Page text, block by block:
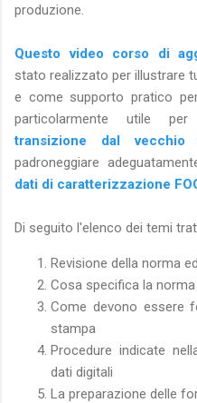
produzione.
Questo video corso di
stato realizzato per illustrare
e come supporto pratico
particolarmente utile per
transizione dal
padroneggiare
dati di caratterizzazione
Di seguito l'elenco dei temi
Revisione della norma
Cosa specifica la
Come devono essere
stampa
Procedure indicate
dati digitali
La preparazione delle